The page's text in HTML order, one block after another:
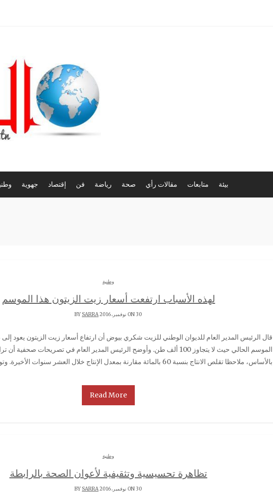
جهوية إقتصاد فن رياضة صحة مقالات رأي متابعات بيئة
وطنية
لهذه الأسباب ارتفعت أسعار زيت الزيتون هذا الموسم
ON 30 نوفمبر، 2016 BY SARRA
قال الرئيس المدير العام للديوان الوطني للزيت شكري بيوض أن ارتفاع أسعار زيت الزيتون يعود إلى ضعف إن انتاج
الموسم الحالي حيث لا يتجاوز 100 ألف طن. وأوضح الرئيس المدير العام في تصريحات
بالأساس، ملاحظا تقلص الانتاج بنسبة 60 بالمائة مقارنة بمعدل الإنتاج خلال العشر سنوات الأخيرة. وتوقع أن
Read More
وطنية
تظاهرة تحسيسية وتثقيفية لأعوان الصحة بالرابطة
ON 30 نوفمبر، 2016 BY SARRA